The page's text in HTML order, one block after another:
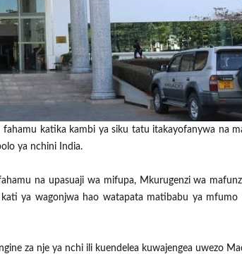
katika kambi ya siku tatu itakayofanywa na
ya nchini India.
na upasuaji wa mifupa, Mkurugenzi wa
ya wagonjwa hao watapata matibabu ya mfumo
za nje ya nchi ili kuendelea kuwajengea uwezo